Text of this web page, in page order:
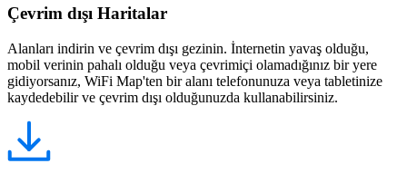
Çevrim dışı Haritalar
Alanları indirin ve çevrim dışı gezinin. İnternetin yavaş olduğu,
mobil verinin pahalı olduğu veya çevrimiçi olamadığınız bir yere
gidiyorsanız, WiFi Map'ten bir alanı telefonunuza veya tabletinize
kaydedebilir ve çevrim dışı olduğunuzda kullanabilirsiniz.